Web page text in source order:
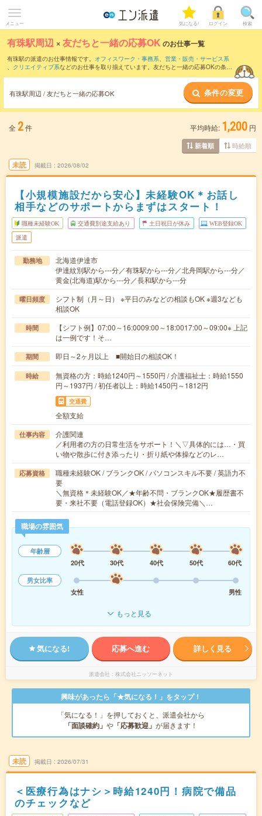
メニュー 気になる! ログイン 検索
有珠駅周辺 ×友だちと一緒の応募OK のお仕事一覧
有珠駅の派遣のお仕事情報です。 オフィスワーク・事務系、 営業・販売・サービス系
、 クリエイティブ系などのお仕事を取り揃えています。友だちと一緒の応募OKの条件
有珠駅周辺 / 友だちと一緒の応募OK 条件の変更
全 2件 平均時給: 1,200 円
新着順 時給順
未読 掲載日 2026/08/02
【小規模施設だから安心】未経験OK＊お話し
相手などのサポートからまずはスタート！
職種未経験OK 交通費別途支給あり 土日祝日が休み WEB登録OK
派遣
勤務地
北海道伊達市
伊達紋別駅から---分／有珠駅から---分／北舟岡駅から---分／
黄金(北海道)駅から---分／長和駅から---分
曜日頻度
シフト制（月～日） ※平日のみなどの相談もOK ※週3なども
相談OK
時間
【シフト例】07:00～16:0009:00～18:0017:00～09:00※ 上記
は一例です！そ…
期間 即日～2ヶ月以上 ■開始日の相談OK！
時給
無資格の方：時給1240円～1550円 / 介護福祉士：時給1550
円～1937円 / 初任者以上：時給1450円～1812円
交通費
全額支給
仕事内容
介護関連
／利用者の方の日常生活をサポート！＼▽具体的には…・買
い物や散歩に付き添ったり・折り紙や体操などのレ…
応募資格
職種未経験OK / ブランクOK / パソコンスキル不要 / 英語力不
要
＼無資格＊未経験OK／★年齢不問・ブランクOK★履歴書不
要・来社不要（電話登録OK）★社会保険完備＼…
職場の雰囲気
年齢層
20代
30代 40代 50代
60代
男女比率
女性
男性
もっと見る
気になる! 応募へ進む 詳しく見る
派遣会社 株式会社ニッソーネット
興味があったら「★気になる！」をタップ！
「気になる！」を押しておくと、派遣会社から
「面談確約」 や 「応募歓迎」 が届きます！
未読 掲載日 2026/07/31
＜医療行為はナシ＞時給1240円！病院で備品
のチェックなど